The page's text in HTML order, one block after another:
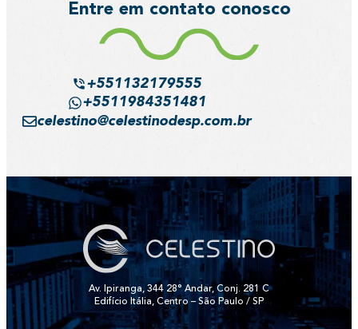
Entre em contato conosco
+551132179555
+5511984351481
celestino@celestinodesp.com.br
Av. Ipiranga, 344 28° Andar, Conj. 281 C
Edifício Itália, Centro – São Paulo / SP